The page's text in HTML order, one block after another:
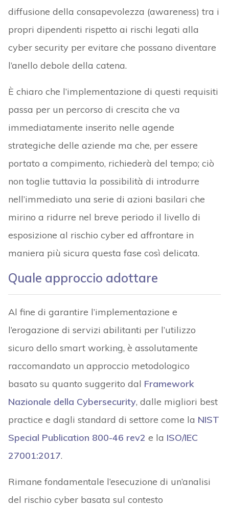
diffusione della consapevolezza (awareness) tra i
propri dipendenti rispetto ai rischi legati alla
cyber security per evitare che possano diventare
l’anello debole della catena.
È chiaro che l’implementazione di questi requisiti
passa per un percorso di crescita che va
immediatamente inserito nelle agende
strategiche delle aziende ma che, per essere
portato a compimento, richiederà del tempo; ciò
non toglie tuttavia la possibilità di introdurre
nell’immediato una serie di azioni basilari che
mirino a ridurre nel breve periodo il livello di
esposizione al rischio cyber ed affrontare in
maniera più sicura questa fase così delicata.
Quale approccio adottare
Al fine di garantire l’implementazione e
l’erogazione di servizi abilitanti per l’utilizzo
sicuro dello smart working, è assolutamente
raccomandato un approccio metodologico
basato su quanto suggerito dal Framework
Nazionale della Cybersecurity, dalle migliori best
practice e dagli standard di settore come la NIST
Special Publication 800-46 rev2 e la ISO/IEC
27001:2017.
Rimane fondamentale l’esecuzione di un’analisi
del rischio cyber basata sul contesto